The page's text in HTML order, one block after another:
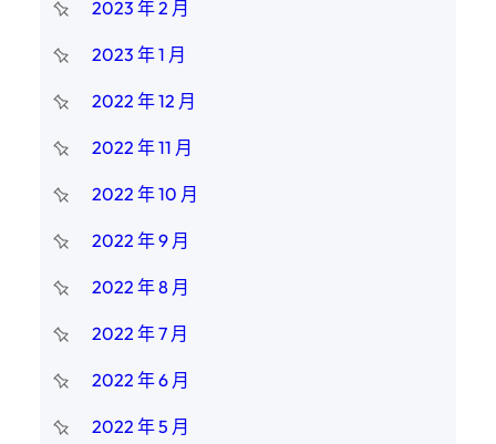
2023 年 2 月
2023 年 1 月
2022 年 12 月
2022 年 11 月
2022 年 10 月
2022 年 9 月
2022 年 8 月
2022 年 7 月
2022 年 6 月
2022 年 5 月